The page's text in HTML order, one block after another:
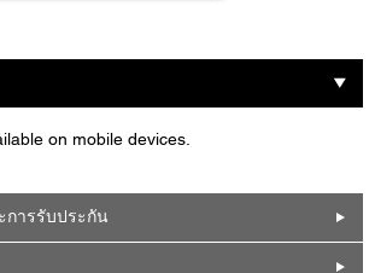
on mobile devices.
การรับประกัน